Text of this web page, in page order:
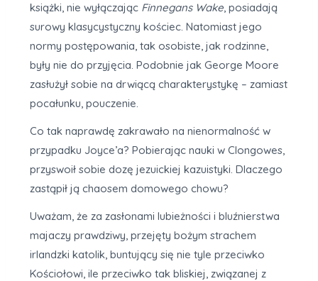
książki, nie wyłączając Finnegans Wake, posiadają
surowy klasycystyczny kościec. Natomiast jego
normy postępowania, tak osobiste, jak rodzinne,
były nie do przyjęcia. Podobnie jak George Moore
zasłużył sobie na drwiącą charakterystykę – zamiast
pocałunku, pouczenie.
Co tak naprawdę zakrawało na nienormalność w
przypadku Joyce’a? Pobierając nauki w Clongowes,
przyswoił sobie dozę jezuickiej kazuistyki. Dlaczego
zastąpił ją chaosem domowego chowu?
Uważam, że za zasłonami lubieżności i bluźnierstwa
majaczy prawdziwy, przejęty bożym strachem
irlandzki katolik, buntujący się nie tyle przeciwko
Kościołowi, ile przeciwko tak bliskiej, związanej z